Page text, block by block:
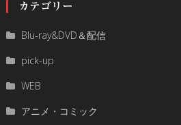
カテゴリー
Blu-ray&DVD＆配信
pick-up
WEB
アニメ・コミック